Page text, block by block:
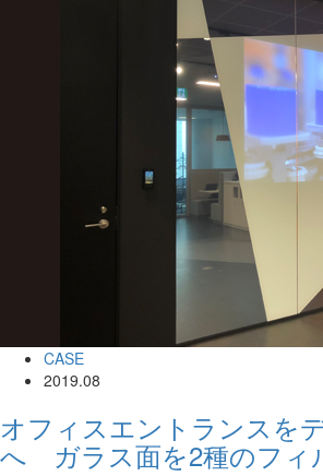
CASE
2019.08
オフィスエントランスを
へ ガラス面を2種のフィ